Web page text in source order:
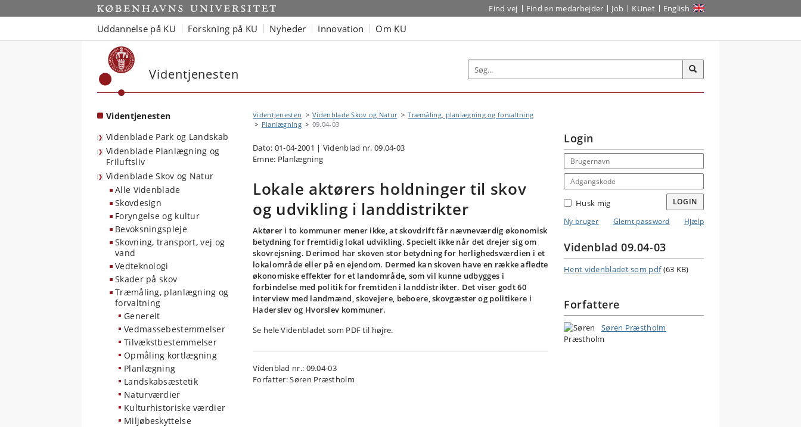
Start Find vej Find en medarbejder Job KUnet English
Uddannelse på KU Forskning på KU Nyheder Innovation Om KU
Videntjenesten
Videntjenesten
Videnblade Park og Landskab
Videnblade Planlægning og
Friluftsliv
Videnblade Skov og Natur
Alle Videnblade
Skovdesign
Foryngelse og kultur
Bevoksningspleje
Skovning, transport, vej og
vand
Vedteknologi
Skader på skov
Træmåling, planlægning og
forvaltning
Generelt
Vedmassebestemmelser
Tilvækstbestemmelser
Opmåling kortlægning
Planlægning
Landskabsæstetik
Naturværdier
Kulturhistoriske værdier
Miljøbeskyttelse
Videntjenesten Videnblade Skov og Natur
Træmåling, planlægning og forvaltning
Planlægning
09.04-03
Dato: 01-04-2001 | Videnblad nr. 09.04-03
Emne: Planlægning
Lokale aktørers holdninger til skov
og udvikling i landdistrikter
Aktører i to kommuner mener ikke, at skovdrift får nævneværdig økonomisk
betydning for fremtidig lokal udvikling. Specielt ikke når det drejer sig om
skovrejsning. Derimod har skoven stor betydning for herlighedsværdien i et
lokalområde eller på en ejendom. Dermed kan skoven have en række afledte
økonomiske effekter for et landområde, som vil kunne udbygges i
forbindelse med politik for fremtiden i landdistrikter. Det viser godt 60
interview med landmænd, skovejere, beboere, skovgæster og politikere i
Haderslev og Hvorslev kommuner.
Se hele Videnbladet som PDF til højre.
Videnblad nr.: 09.04-03
Forfatter: Søren Præstholm
Login
Email address
Adgangskode
Husk mig
LOGIN
Ny bruger
Glemt password Hjælp
Videnblad 09.04-03
Hent videnbladet som pdf (63 KB)
Forfattere
Søren Præstholm